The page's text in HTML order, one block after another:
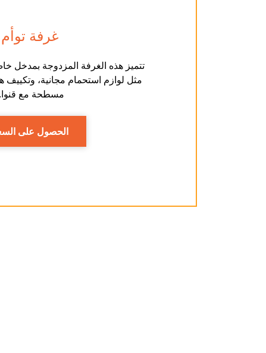
غرفة توأم
تتميز هذه الغرفة المزدوجة بمدخل
مثل لوازم استحمام مجانية، وتكييف
مسطحة مع
الحصول على